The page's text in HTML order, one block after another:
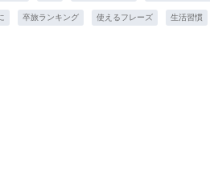
卒旅ランキング 使えるフレーズ 生活習慣